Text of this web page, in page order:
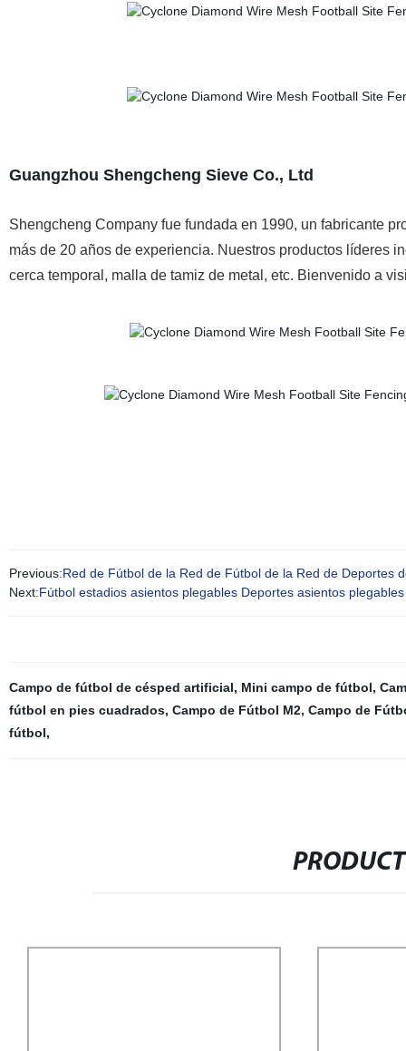
Guangzhou Shengcheng Sieve Co., Ltd
Shengcheng Company fue fundada en 1990, un fabricante
más de 20 años de experiencia. Nuestros productos líderes
cerca temporal, malla de tamiz de metal, etc. Bienvenido a
Previous:Red de Fútbol de la Red de Fútbol de la Red de Deportes
Next:Fútbol estadios asientos plegables Deportes asientos
Campo de fútbol de césped artificial, Mini campo de fútbol,
fútbol en pies cuadrados, Campo de Fútbol M2, Campo de
fútbol,